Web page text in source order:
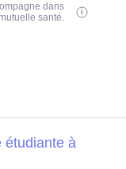
dans
santé.
étudiante à